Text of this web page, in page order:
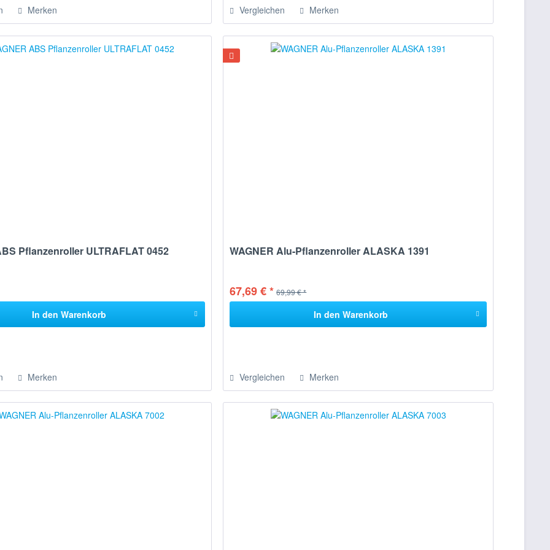
Merken Vergleichen Merken
Pflanzenroller ULTRAFLAT 0452
In den Warenkorb
Merken
WAGNER Alu-Pflanzenroller ALASKA 1391
67,69 € * 69,99 € *
In den Warenkorb
Vergleichen Merken